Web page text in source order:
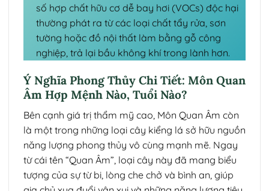
số hợp chất hữu cơ dễ bay hơi (VOCs) độc hại
thường phát ra từ các loại chất tẩy rửa, sơn
tường hoặc đồ nội thất làm bằng gỗ công
nghiệp, trả lại bầu không khí trong lành hơn.
Ý Nghĩa Phong Thủy Chi Tiết: Môn Quan
Âm Hợp Mệnh Nào, Tuổi Nào?
Bên cạnh giá trị thẩm mỹ cao, Môn Quan Âm còn
là một trong những loại cây kiểng lá sở hữu nguồn
năng lượng phong thủy vô cùng mạnh mẽ. Ngay
từ cái tên “Quan Âm”, loại cây này đã mang biểu
tượng của sự từ bi, lòng che chở và bình an, giúp